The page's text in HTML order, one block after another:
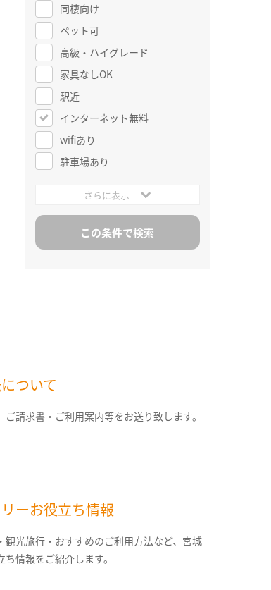
同棲向け
ペット可
高級・ハイグレード
家具なしOK
駅近
インターネット無料
wifiあり
駐車場あり
さらに表示
ついて
請求書・ご利用案内等をお送り致します。
ーお役立ち情報
観光旅行・おすすめのご利用方法など、宮城
情報をご紹介します。